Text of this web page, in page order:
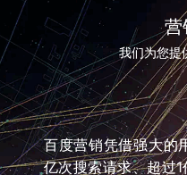
营
我们为您提
百度营销凭借强大的
亿次搜索请求、超过